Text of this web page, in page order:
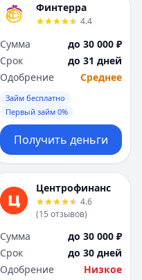
Финтерра
4.4
Сумма
до 30 000 ₽
Срок
до 31 дней
Одобрение
Среднее
Займ бесплатно
Первый займ 0%
Получить деньги
Центрофинанс
4.6
(15 отзывов)
Сумма
до 30 000 ₽
Срок
до 30 дней
Одобрение
Низкое